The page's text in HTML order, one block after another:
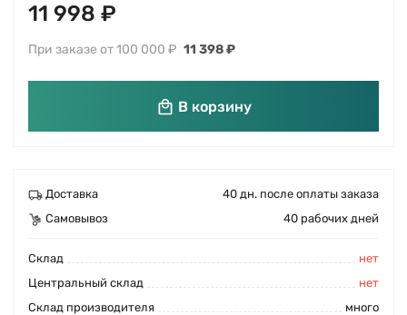
11 998 ₽
При заказе от 100 000 ₽ 11 398 ₽
В корзину
Доставка
40 дн. после оплаты заказа
Самовывоз
40 рабочих дней
Cклад
нет
Центральный склад
нет
Склад производителя
много